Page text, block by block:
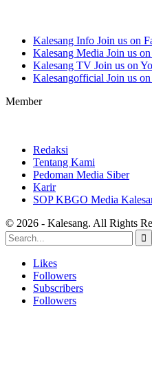
Kalesang Info Join us on
Kalesang Media Join us
Kalesang TV Join us on
Kalesangofficial Join us
Member
Redaksi
Tentang Kami
Pedoman Media Siber
Karir
SOP KBGO Media
© 2026 - Kalesang. All Rights
Likes
Followers
Subscribers
Followers